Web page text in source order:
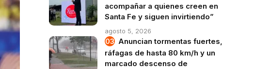
acompañar a quienes creen en
Santa Fe y siguen invirtiendo”
agosto 5, 2026
Anuncian tormentas fuertes,
ráfagas de hasta 80 km/h y un
marcado descenso de